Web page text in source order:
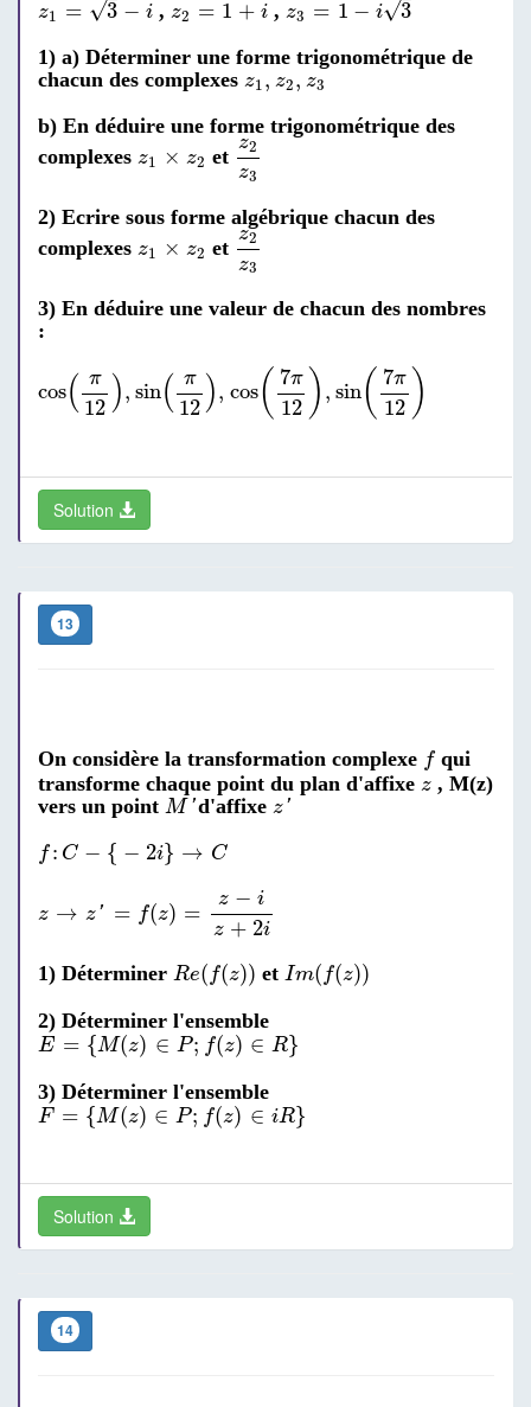
z1 = √3 − i ,z2 = 1 + i ,z3 = 1 − i√3
1) a) Déterminer une forme trigonométrique de
chacun des complexes z1, z2, z3
z1 z2 3
b) En déduire une forme trigonométrique des
complexes z1 × z2
z1 ×z 2 et
z2
z3
z2z 3
2) Ecrire sous forme algébrique chacun des
complexes z1 × z2
z1 ×z 2 et
z2
z3
z2z3
3) En déduire une valeur de chacun des nombres
:
cos( π
12 ), sin( π
12 ), cos( 7π
12 ) , sin( 7π
12 )
π ) 12 cos 12) sin 12 )
Solution
13
On considère la transformation complexe f
f qui
transforme chaque point du plan d'affixe z
z , M(z)
vers un point M '
M′ d'affixe z'
z′
f : C − { − 2i} → C
: C-{ } C
z → z' = f(z) =
z − i
z + 2i
1) Déterminer Re( f(z))
Re (f (z ) et Im( f(z))
Im f (z) )
2) Déterminer l'ensemble
E = {M(z) ∈ P; f(z) ∈ R}
E={M(z)∈P;f z)∈R}
3) Déterminer l'ensemble
F = {M(z) ∈ P; f(z) ∈ iR}
F={M(z)∈P;f z)∈iR}
Solution
14